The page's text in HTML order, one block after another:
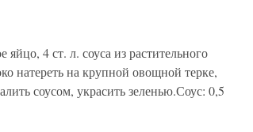
яйцо, 4 ст. л. соуса из растительного
натереть на крупной овощной терке,
соусом, украсить зеленью.Соус: 0,5